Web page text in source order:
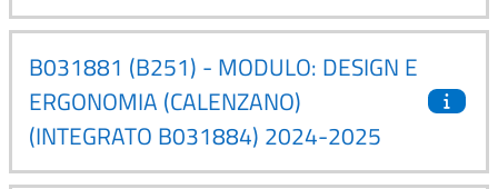
B031881 (B251) - MODULO: DESIGN E
ERGONOMIA (CALENZANO)
(INTEGRATO B031884) 2024-2025